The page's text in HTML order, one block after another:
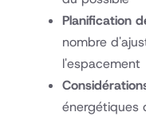
Planification
nombre
l'espacement
énergétiques